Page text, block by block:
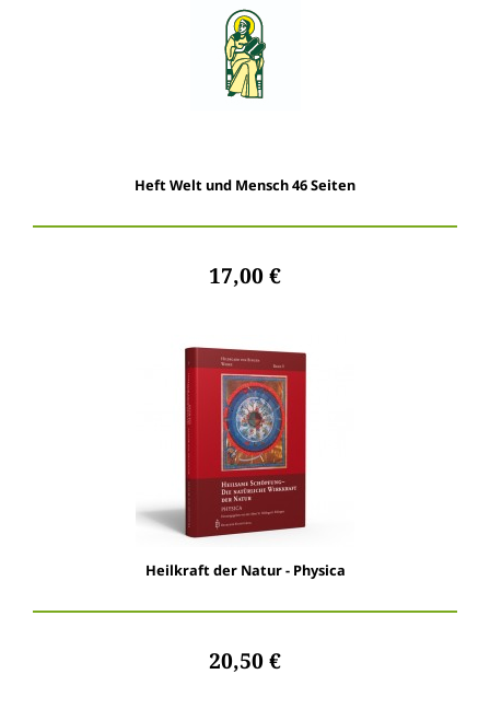
Heft Welt und Mensch 46 Seiten
17,00 €
Heilkraft der Natur - Physica
20,50 €